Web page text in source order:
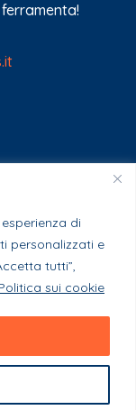
di
personalizzati e
tutti”,
sui cookie